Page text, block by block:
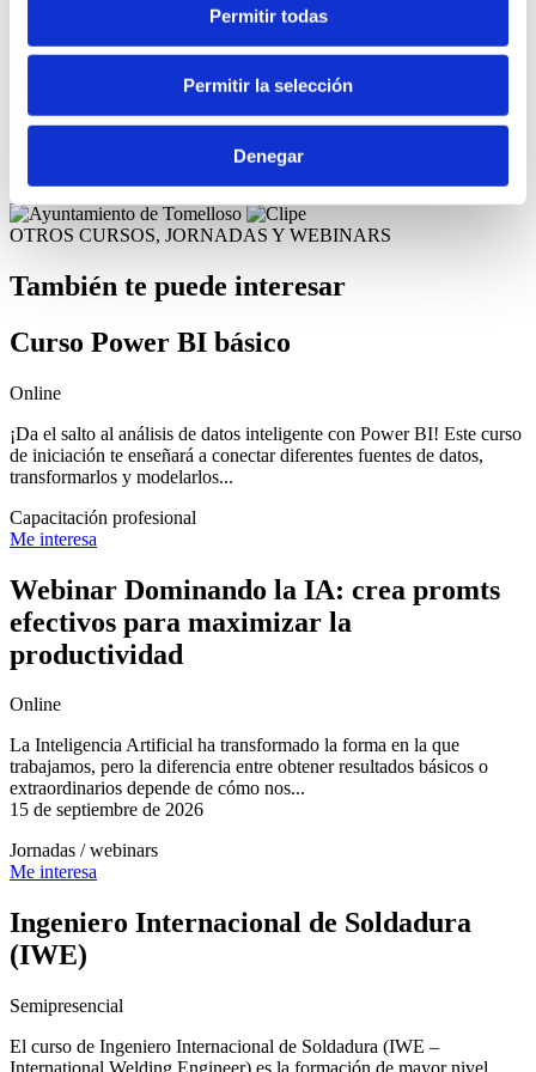
Permitir todas
Permitir la selección
Denegar
I+D+i
Requisitos, casos prácticos y compatibilidad con las ayudas
11:00 – 11:15 h. Resolución de dudas.
OTROS CURSOS, JORNADAS Y WEBINARS
También te puede interesar
Curso Power BI básico
Online
¡Da el salto al análisis de datos inteligente con Power BI! Este curso
de iniciación te enseñará a conectar diferentes fuentes de datos,
transformarlos y modelarlos...
Capacitación profesional
Me interesa
Webinar Dominando la IA: crea promts
efectivos para maximizar la
productividad
Online
La Inteligencia Artificial ha transformado la forma en la que
trabajamos, pero la diferencia entre obtener resultados básicos o
extraordinarios depende de cómo nos...
15 de septiembre de 2026
Jornadas / webinars
Me interesa
Ingeniero Internacional de Soldadura
(IWE)
Semipresencial
El curso de Ingeniero Internacional de Soldadura (IWE –